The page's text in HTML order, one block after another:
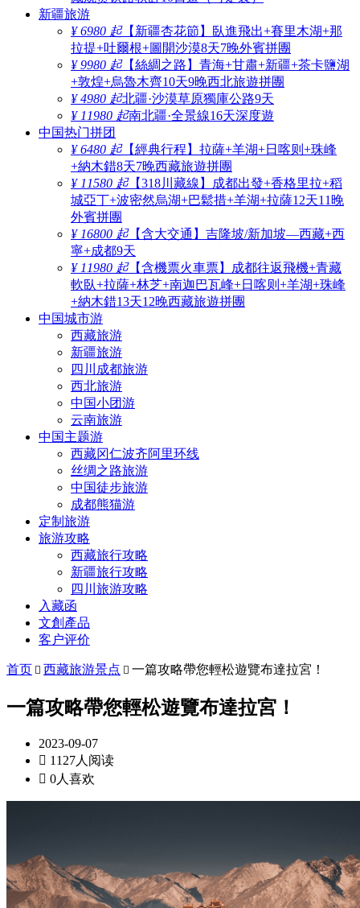
新疆旅游
¥ 6980 起【新疆杏花節】臥進飛出+賽里木湖+那
拉提+吐爾根+圖開沙漠8天7晚外賓拼團
¥ 9980 起【絲綢之路】青海+甘肅+新疆+茶卡鹽湖
+敦煌+烏魯木齊10天9晚西北旅遊拼團
¥ 4980 起北疆·沙漠草原獨庫公路9天
¥ 11980 起南北疆·全景線16天深度遊
中国热门拼团
¥ 6480 起【經典行程】拉薩+羊湖+日喀则+珠峰
+納木錯8天7晚西藏旅遊拼團
¥ 11580 起【318川藏線】成都出發+香格里拉+稻
城亞丁+波密然烏湖+巴鬆措+羊湖+拉薩12天11晚
外賓拼團
¥ 16800 起【含大交通】吉隆坡/新加坡—西藏+西
寧+成都9天
¥ 11980 起【含機票火車票】成都往返飛機+青藏
軟臥+拉薩+林芝+南迦巴瓦峰+日喀则+羊湖+珠峰
+納木錯13天12晚西藏旅遊拼團
中国城市游
西藏旅游
新疆旅游
四川成都旅游
西北旅游
中国小团游
云南旅游
中国主题游
西藏冈仁波齐阿里环线
丝绸之路旅游
中国徒步旅游
成都熊猫游
定制旅游
旅游攻略
西藏旅行攻略
新疆旅行攻略
四川旅游攻略
入藏函
文創產品
客户评价
首页  西藏旅游景点  一篇攻略帶您輕松遊覽布達拉宮！
一篇攻略帶您輕松遊覽布達拉宮！
2023-09-07
 1127人阅读
 0人喜欢